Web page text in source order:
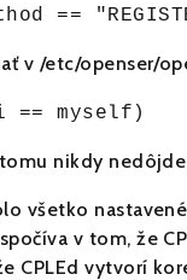
==
v /etc/openser/
myself)
nikdy
všetko
v tom, že
CPLEd vytvorí